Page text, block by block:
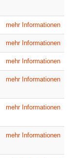
mehr Informationen
mehr Informationen
mehr Informationen
mehr Informationen
mehr Informationen
mehr Informationen